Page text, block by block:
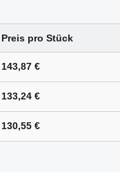
Preis pro Stück
143,87 €
133,24 €
130,55 €